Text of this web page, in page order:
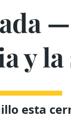
y la
esta